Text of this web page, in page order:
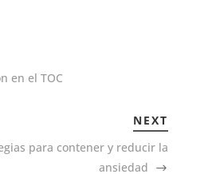
en el TOC
NEXT
para contener y reducir la
ansiedad